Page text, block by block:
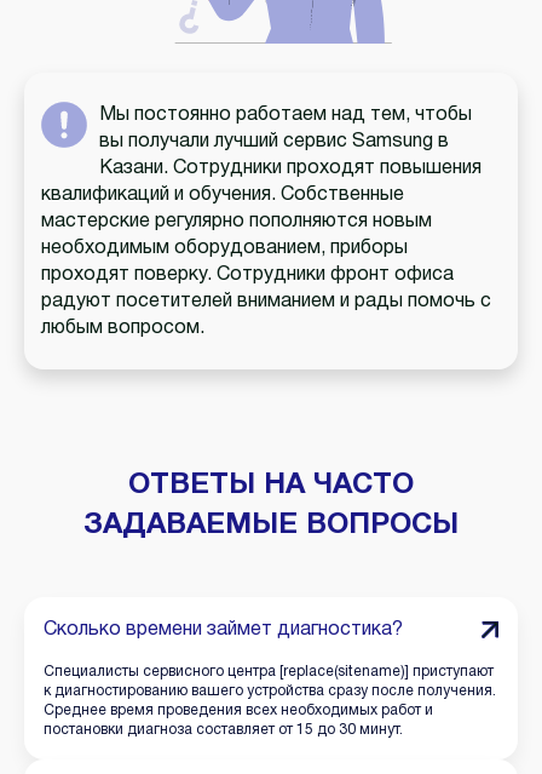
Мы постоянно работаем над тем, чтобы
вы получали лучший сервис Samsung в
Казани. Сотрудники проходят повышения
квалификаций и обучения. Собственные
мастерские регулярно пополняются новым
необходимым оборудованием, приборы
проходят поверку. Сотрудники фронт офиса
радуют посетителей вниманием и рады помочь с
любым вопросом.
ОТВЕТЫ НА ЧАСТО
ЗАДАВАЕМЫЕ ВОПРОСЫ
Сколько времени займет диагностика?
Специалисты сервисного центра [replace(sitename)] приступают
к диагностированию вашего устройства сразу после получения.
Среднее время проведения всех необходимых работ и
постановки диагноза составляет от 15 до 30 минут.